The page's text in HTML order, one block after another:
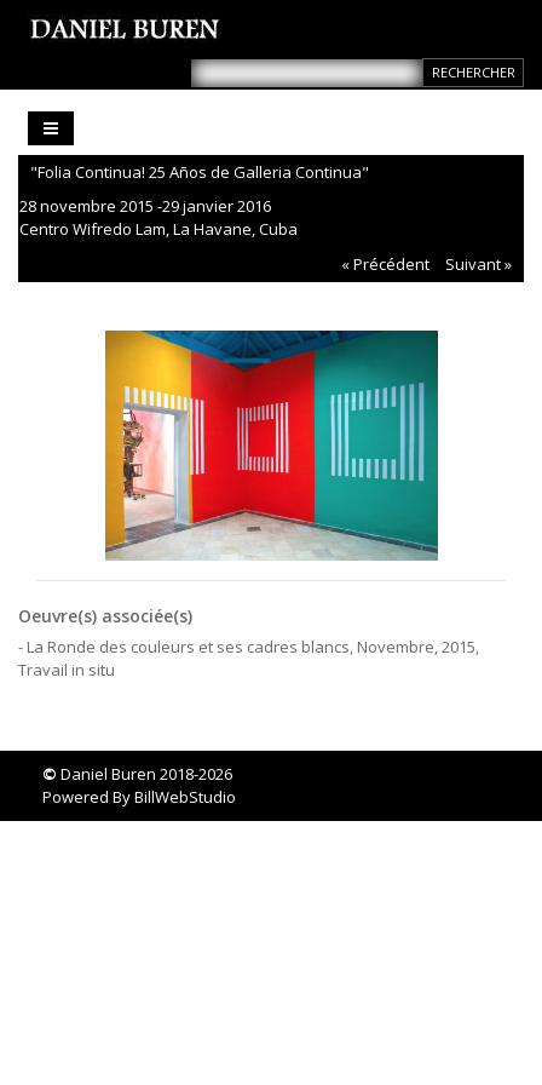
"Folia Continua! 25 Años de Galleria Continua"
28 novembre 2015 -29 janvier 2016
Centro Wifredo Lam, La Havane, Cuba
« Précédent
Suivant »
Oeuvre(s) associée(s)
- La Ronde des couleurs et ses cadres blancs, Novembre, 2015,
Travail in situ
© Daniel Buren 2018-2026
Powered ByBillWebStudio